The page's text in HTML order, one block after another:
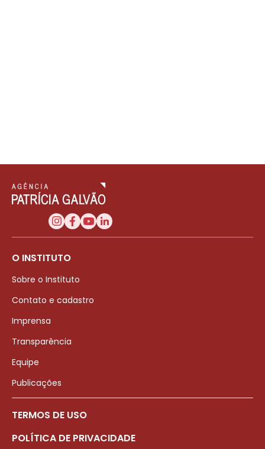
O INSTITUTO
Sobre o Instituto
Contato e cadastro
Imprensa
Transparência
Equipe
Publicações
TERMOS DE USO
POLÍTICA DE PRIVACIDADE